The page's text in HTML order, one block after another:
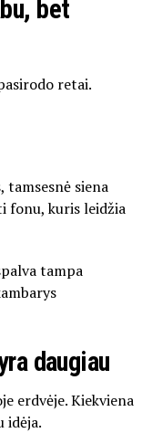
bet
retai.
tamsesnė siena
fonu, kuris leidžia
tampa
daugiau
erdvėje. Kiekviena
idėja.